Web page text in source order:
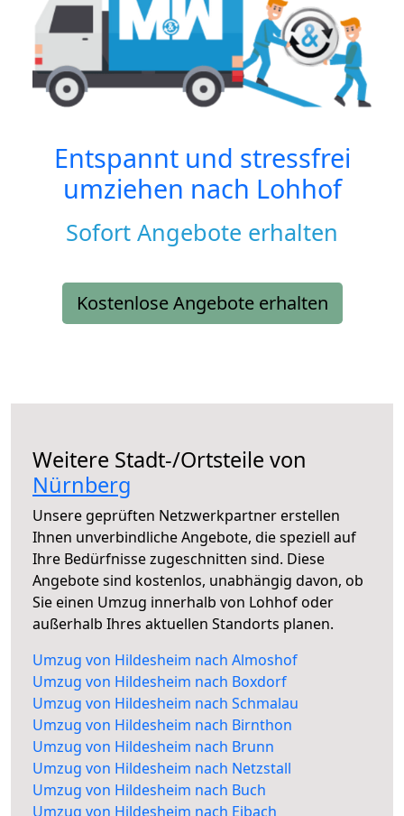
Entspannt und stressfrei
umziehen nach Lohhof
Sofort Angebote erhalten
Kostenlose Angebote erhalten
Weitere Stadt-/Ortsteile von
Nürnberg
Unsere geprüften Netzwerkpartner erstellen
Ihnen unverbindliche Angebote, die speziell auf
Ihre Bedürfnisse zugeschnitten sind. Diese
Angebote sind kostenlos, unabhängig davon, ob
Sie einen Umzug innerhalb von Lohhof oder
außerhalb Ihres aktuellen Standorts planen.
Umzug von Hildesheim nach Almoshof
Umzug von Hildesheim nach Boxdorf
Umzug von Hildesheim nach Schmalau
Umzug von Hildesheim nach Birnthon
Umzug von Hildesheim nach Brunn
Umzug von Hildesheim nach Netzstall
Umzug von Hildesheim nach Buch
Umzug von Hildesheim nach Eibach